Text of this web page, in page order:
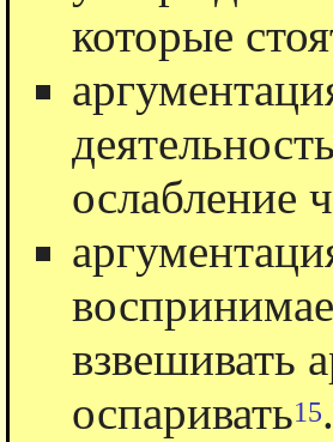
которые
ослабление
взвешивать
оспаривать15.